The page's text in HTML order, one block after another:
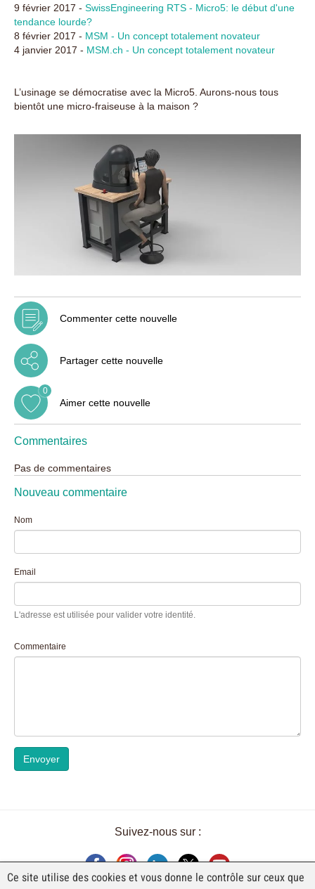
9 février 2017 - SwissEngineering RTS - Micro5: le début d'une
tendance lourde?
8 février 2017 - MSM - Un concept totalement novateur
4 janvier 2017 - MSM.ch - Un concept totalement novateur
L’usinage se démocratise avec la Micro5. Aurons-nous tous
bientôt une micro-fraiseuse à la maison ?
Commenter cette nouvelle
Partager cette nouvelle
Aimer cette nouvelle
0
Commentaires
Pas de commentaires
Nouveau commentaire
Nom
Email
L'adresse est utilisée pour valider votre identité.
Commentaire
Envoyer
Suivez-nous sur :
Ce site utilise des cookies et vous donne le contrôle sur ceux que